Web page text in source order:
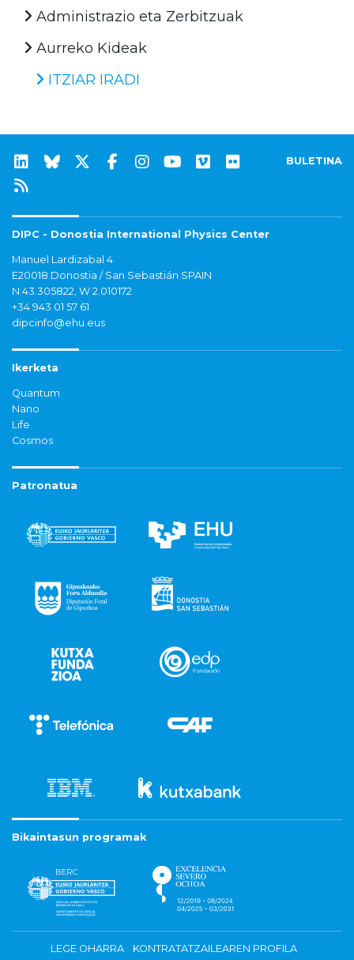
Administrazio eta Zerbitzuak
Aurreko Kideak
ITZIAR IRADI
BULETINA
DIPC - Donostia International Physics Center
Manuel Lardizabal 4
E20018 Donostia / San Sebastián SPAIN
N 43.305822, W 2.010172
+34 943 01 57 61
dipcinfo@ehu.eus
Ikerketa
Quantum
Nano
Life
Cosmos
Patronatua
Bikaintasun programak
LEGE OHARRA
KONTRATATZAILEAREN PROFILA